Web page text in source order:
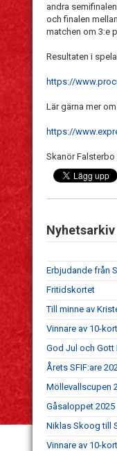
andra
och finalen
matchen om 3:e
Resultaten i
https://
Lär gärna mer
https://
Skanör Falsterbo
Nyhetsarkiv
Erbjudande från
Fritidskortet
Till minne av
Vinnare av 10-
God Jul och Gott
Årets SFIF:are
Möllevallscupen
Gåsaloppet 2025
Niklas Skoog till
Vinnare av 10-